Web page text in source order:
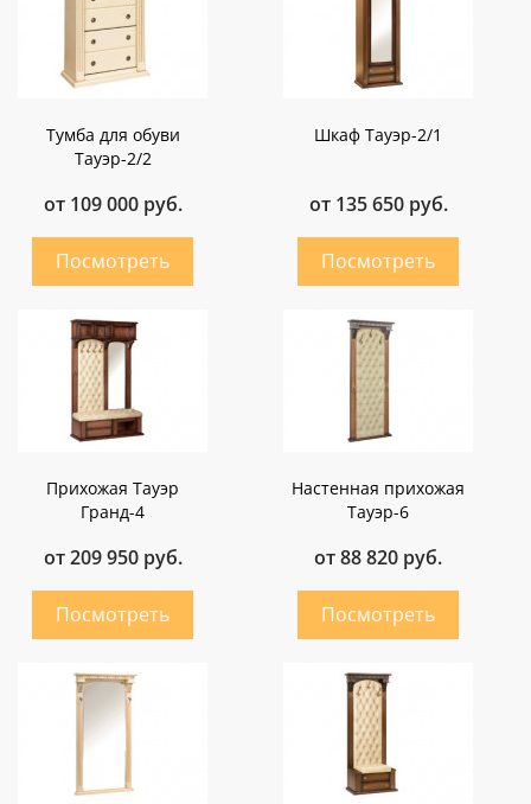
Тумба для обуви
Тауэр-2/2
от 109 000 руб.
Шкаф Тауэр-2/1
от 135 650 руб.
Прихожая Тауэр
Гранд-4
от 209 950 руб.
Настенная прихожая
Тауэр-6
от 88 820 руб.